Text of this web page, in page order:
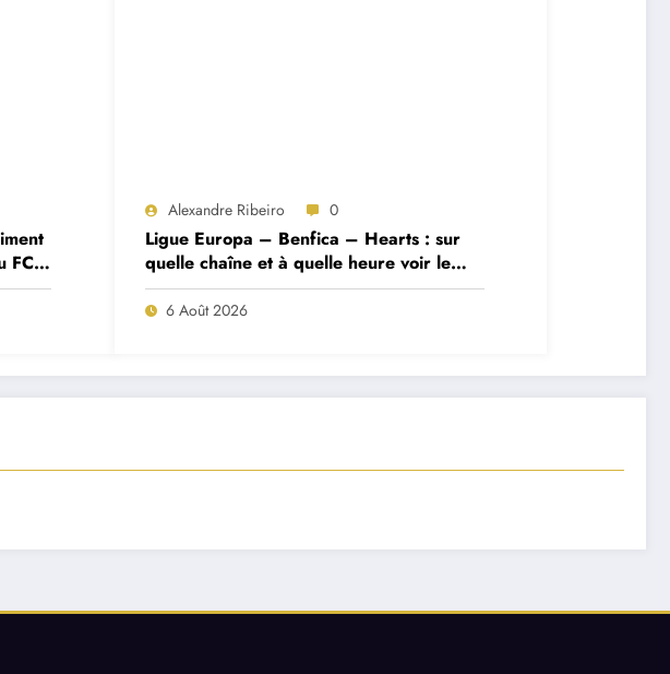
FC
Alexandre Ribeiro 0
Ligue Europa – Benfica – Hearts : sur
quelle chaîne et à quelle heure voir le
match ?
6 Août 2026